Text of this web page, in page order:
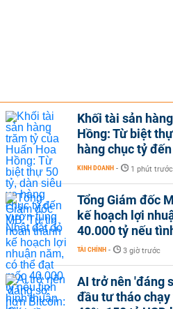
Khối tài sản
Hồng: Từ biệt
hàng chục tỷ
KINH DOANH - 1 phút trước
Tổng Giám đốc
kế hoạch lợi
40.000 tỷ nếu
TÀI CHÍNH - 3 giờ trước
AI trở nên 'đáng
đầu tư tháo